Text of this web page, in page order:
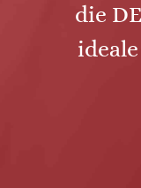
die